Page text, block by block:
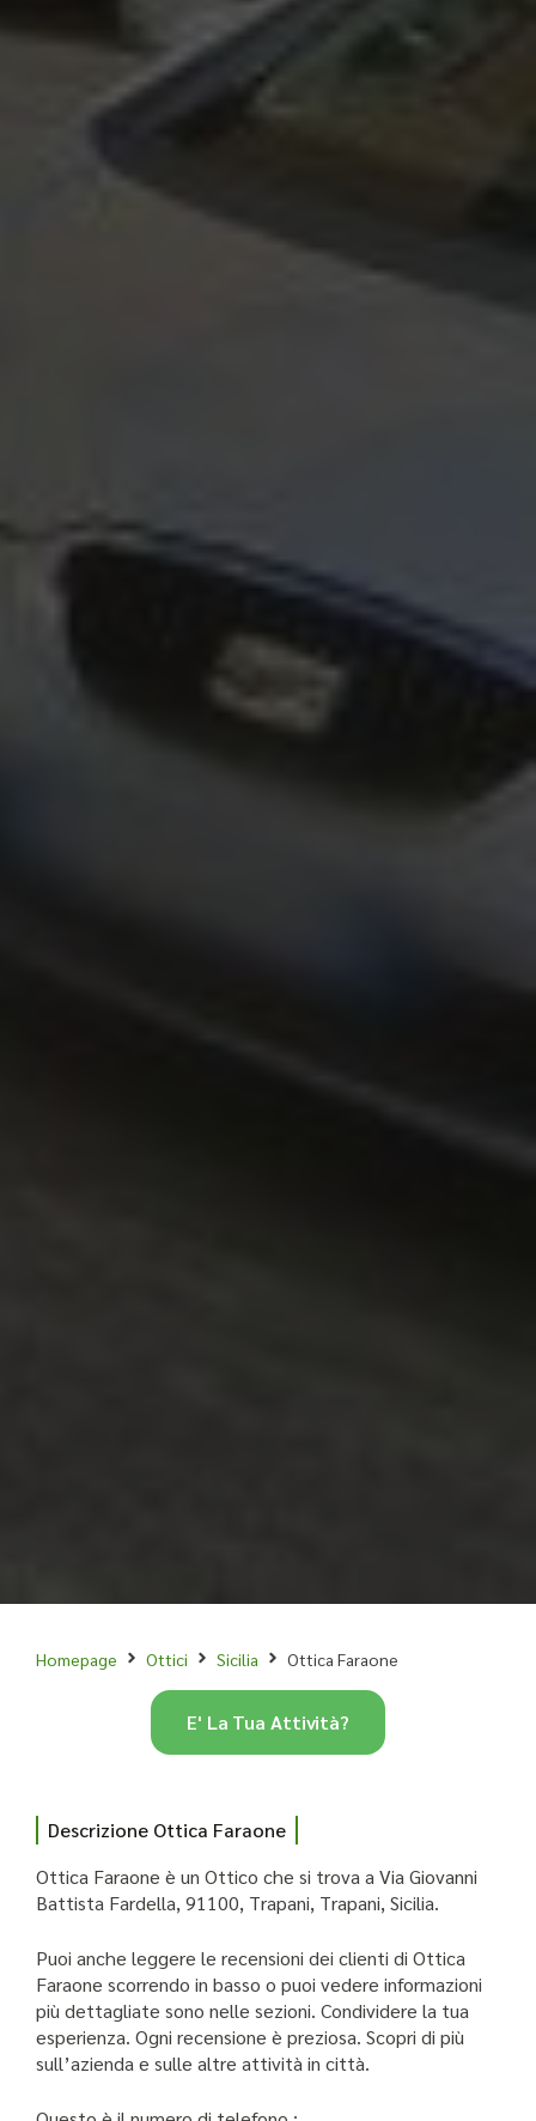
Homepage Ottici Sicilia Ottica Faraone
Descrizione Ottica Faraone
Ottica Faraone è un Ottico che si trova a Via Giovanni
Battista Fardella, 91100, Trapani, Trapani, Sicilia.
Puoi anche leggere le recensioni dei clienti di Ottica
Faraone scorrendo in basso o puoi vedere informazioni
più dettagliate sono nelle sezioni. Condividere la tua
esperienza. Ogni recensione è preziosa. Scopri di più
sull’azienda e sulle altre attività in città.
E' La Tua Attività?